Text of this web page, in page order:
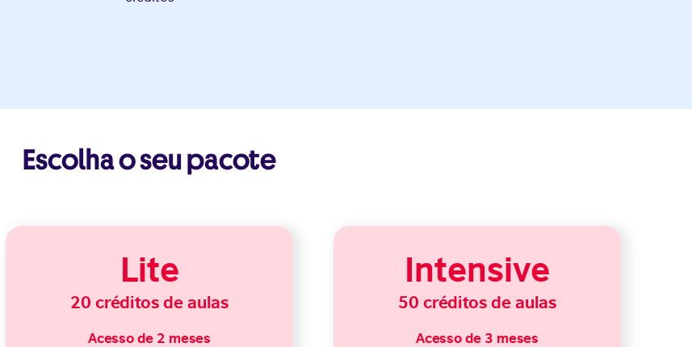
Escolha o seu pacote
Lite
20 créditos de aulas
Acesso de 2 meses
Intensive
50 créditos de aulas
Acesso de 3 meses